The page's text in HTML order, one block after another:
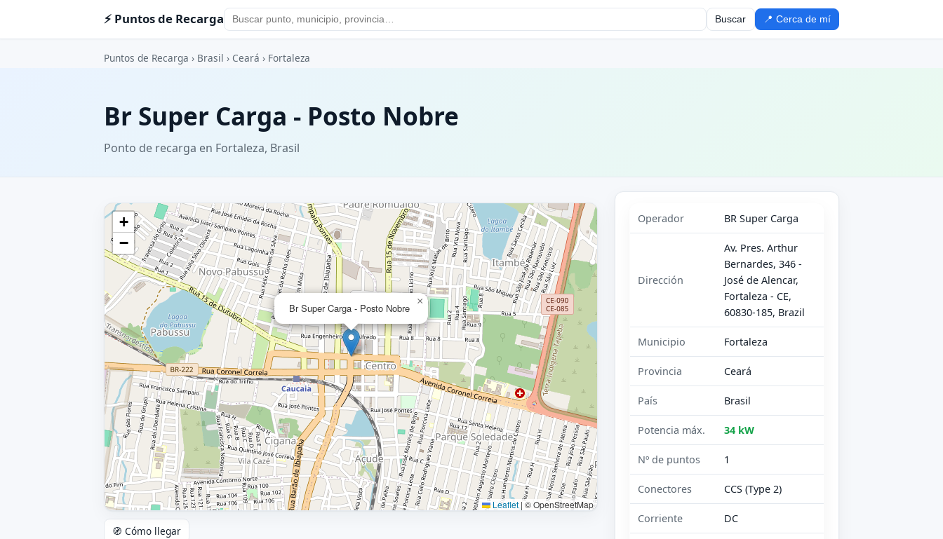
⚡ Puntos de Recarga Buscar 📍 Cerca de mí
Puntos de Recarga › Brasil › Ceará › Fortaleza
Br Super Carga - Posto Nobre
Ponto de recarga en Fortaleza, Brasil
Br Super Carga - Posto Nobre
×
+
−
Leaflet |© OpenStreetMap
🧭 Cómo llegar
Operador BR Super Carga
Dirección
Av. Pres. Arthur
Bernardes, 346 -
José de Alencar,
Fortaleza - CE,
60830-185, Brazil
Municipio Fortaleza
Provincia Ceará
País Brasil
Potencia máx. 34 kW
Nº de puntos 1
Conectores CCS (Type 2)
Corriente DC